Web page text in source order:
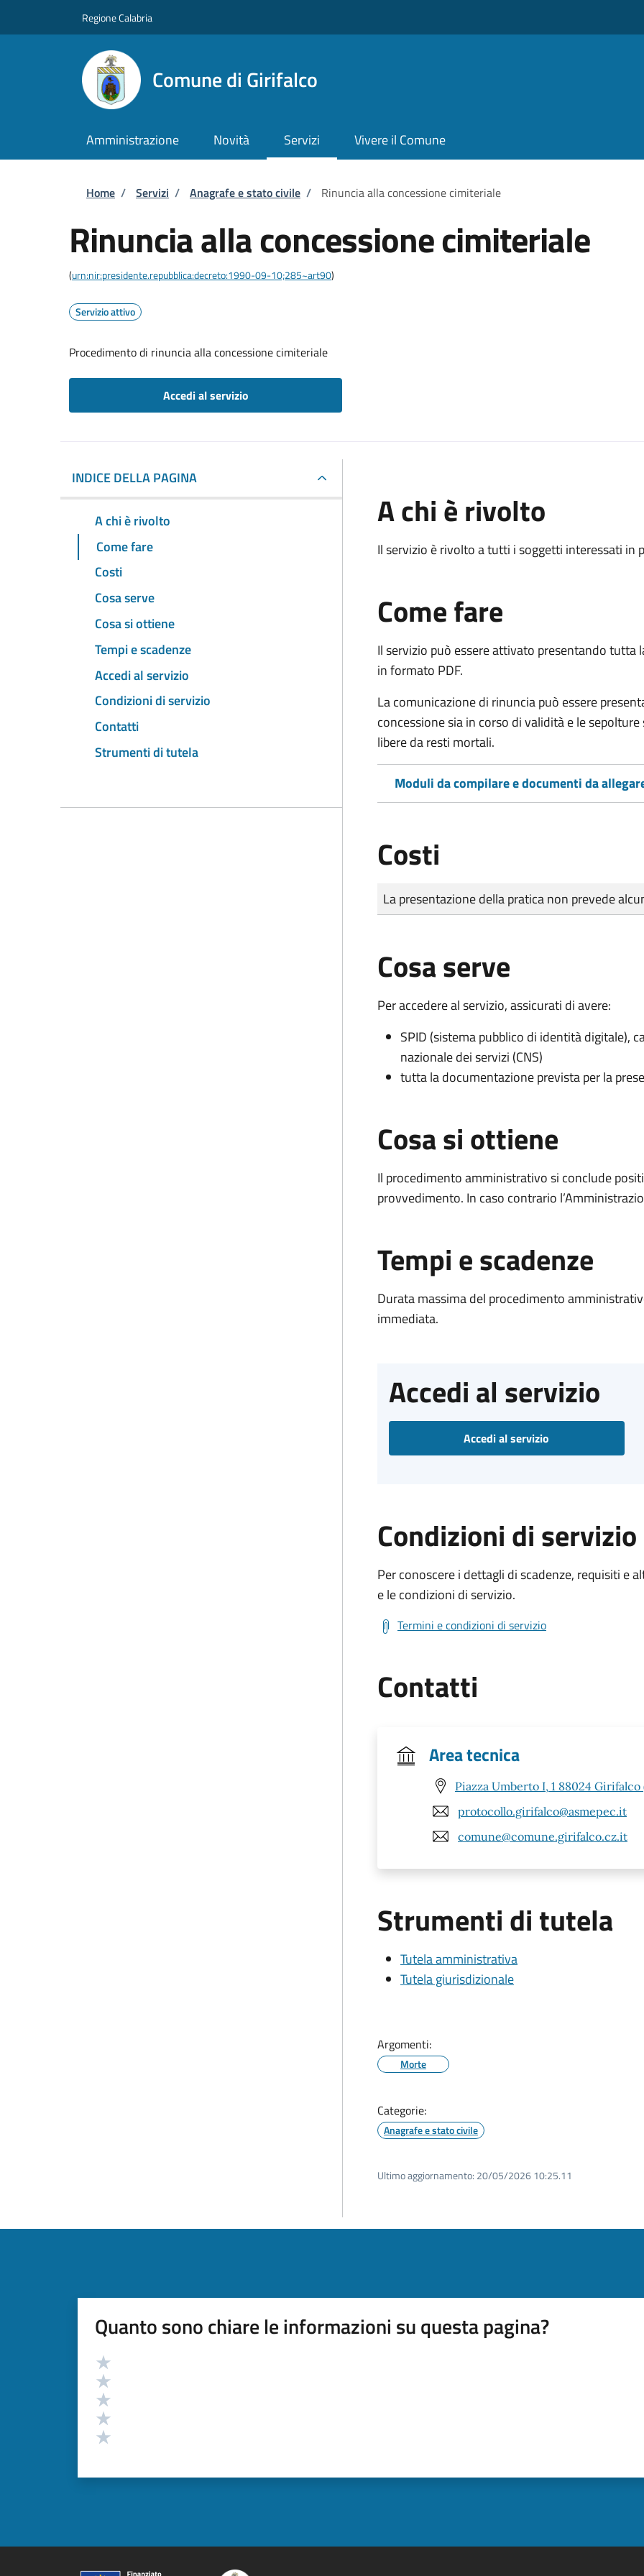
Regione Calabria
Comune di Girifalco
Amministrazione Novità Servizi Vivere il Comune
Briciole di pane
Home / Servizi / Anagrafe e stato civile / Rinuncia alla concessione cimiteriale
Rinuncia alla concessione cimiteriale
(urn:nir:presidente.repubblica:decreto:1990-09-10;285~art90)
Servizio attivo
Procedimento di rinuncia alla concessione cimiteriale
Accedi al servizio
INDICE DELLA PAGINA
A chi è rivolto
Come fare
Costi
Cosa serve
Cosa si ottiene
Tempi e scadenze
Accedi al servizio
Condizioni di servizio
Contatti
Strumenti di tutela
A chi è rivolto
Il servizio è rivolto a tutti i soggetti interessati in
Come fare
Il servizio può essere attivato presentando
in formato PDF.
La comunicazione di rinuncia può essere
concessione sia in corso di validità e le
libere da resti mortali.
Moduli da compilare e documenti da
Costi
Tipo di pagamento
Importo
La presentazione della pratica non prevede
Cosa serve
Per accedere al servizio, assicurati di avere:
SPID (sistema pubblico di identità digitale),
nazionale dei servizi (CNS)
tutta la documentazione prevista per la
Cosa si ottiene
Il procedimento amministrativo si conclude
provvedimento. In caso contrario
Tempi e scadenze
Durata massima del procedimento
immediata.
Accedi al servizio
Accedi al servizio
Condizioni di servizio
Per conoscere i dettagli di scadenze, requisiti e
e le condizioni di servizio.
Termini e condizioni di servizio
Contatti
Area tecnica
Piazza Umberto I, 1 88024 Girifalco
protocollo.girifalco@asmepec.it
comune@comune.girifalco.cz.it
Strumenti di tutela
Tutela amministrativa
Tutela giurisdizionale
Argomenti:
Morte
Categorie:
Anagrafe e stato civile
Ultimo aggiornamento: 20/05/2026 10:25.11
Quanto sono chiare le informazioni su questa pagina?
Valutazione